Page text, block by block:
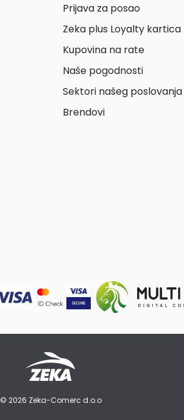
Prijava za posao
Zeka plus Loyalty kartica
Kupovina na rate
Naše pogodnosti
Sektori našeg poslovanja
Brendovi
© 2026 Zeka-Comerc d.o.o